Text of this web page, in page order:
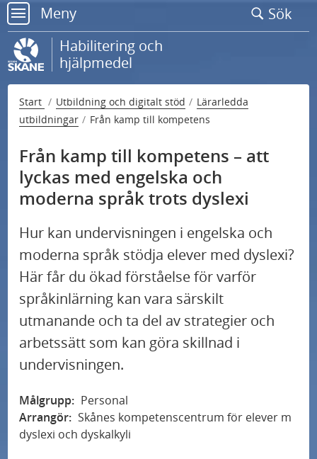
Gå
till
sidans
innehåll
Meny
Sök
meny
Habilitering och
hjälpmedel
Start Utbildning och digitalt stöd
Lärarledda
utbildningar
Från kamp till kompetens
Från kamp till kompetens – att
lyckas med engelska och
moderna språk trots dyslexi
Hur kan undervisningen i engelska och
moderna språk stödja elever med dyslexi?
Här får du ökad förståelse för varför
språkinlärning kan vara särskilt
utmanande och ta del av strategier och
arbetssätt som kan göra skillnad i
undervisningen.
Målgrupp: Personal
Arrangör: Skånes kompetenscentrum för elever m
dyslexi och dyskalkyli